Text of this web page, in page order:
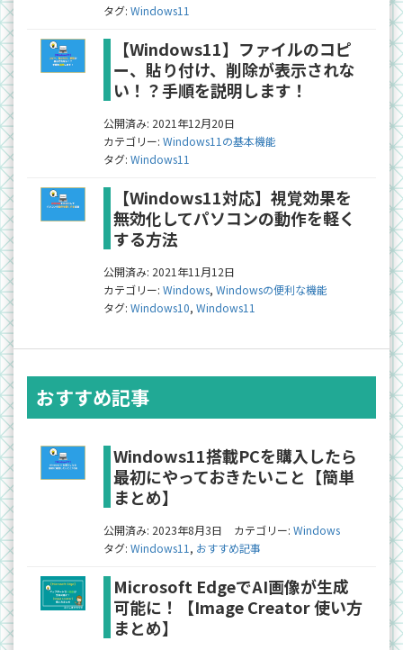
タグ: Windows11
【Windows11】ファイルのコピ
ー、貼り付け、削除が表示されな
い！？手順を説明します！
公開済み: 2021年12月20日
カテゴリー: Windows11の基本機能
タグ: Windows11
【Windows11対応】視覚効果を
無効化してパソコンの動作を軽く
する方法
公開済み: 2021年11月12日
カテゴリー: Windows, Windowsの便利な機能
タグ: Windows10, Windows11
おすすめ記事
Windows11搭載PCを購入したら
最初にやっておきたいこと【簡単
まとめ】
公開済み: 2023年8月3日 カテゴリー: Windows
タグ: Windows11, おすすめ記事
Microsoft EdgeでAI画像が生成
可能に！【Image Creator 使い方
まとめ】